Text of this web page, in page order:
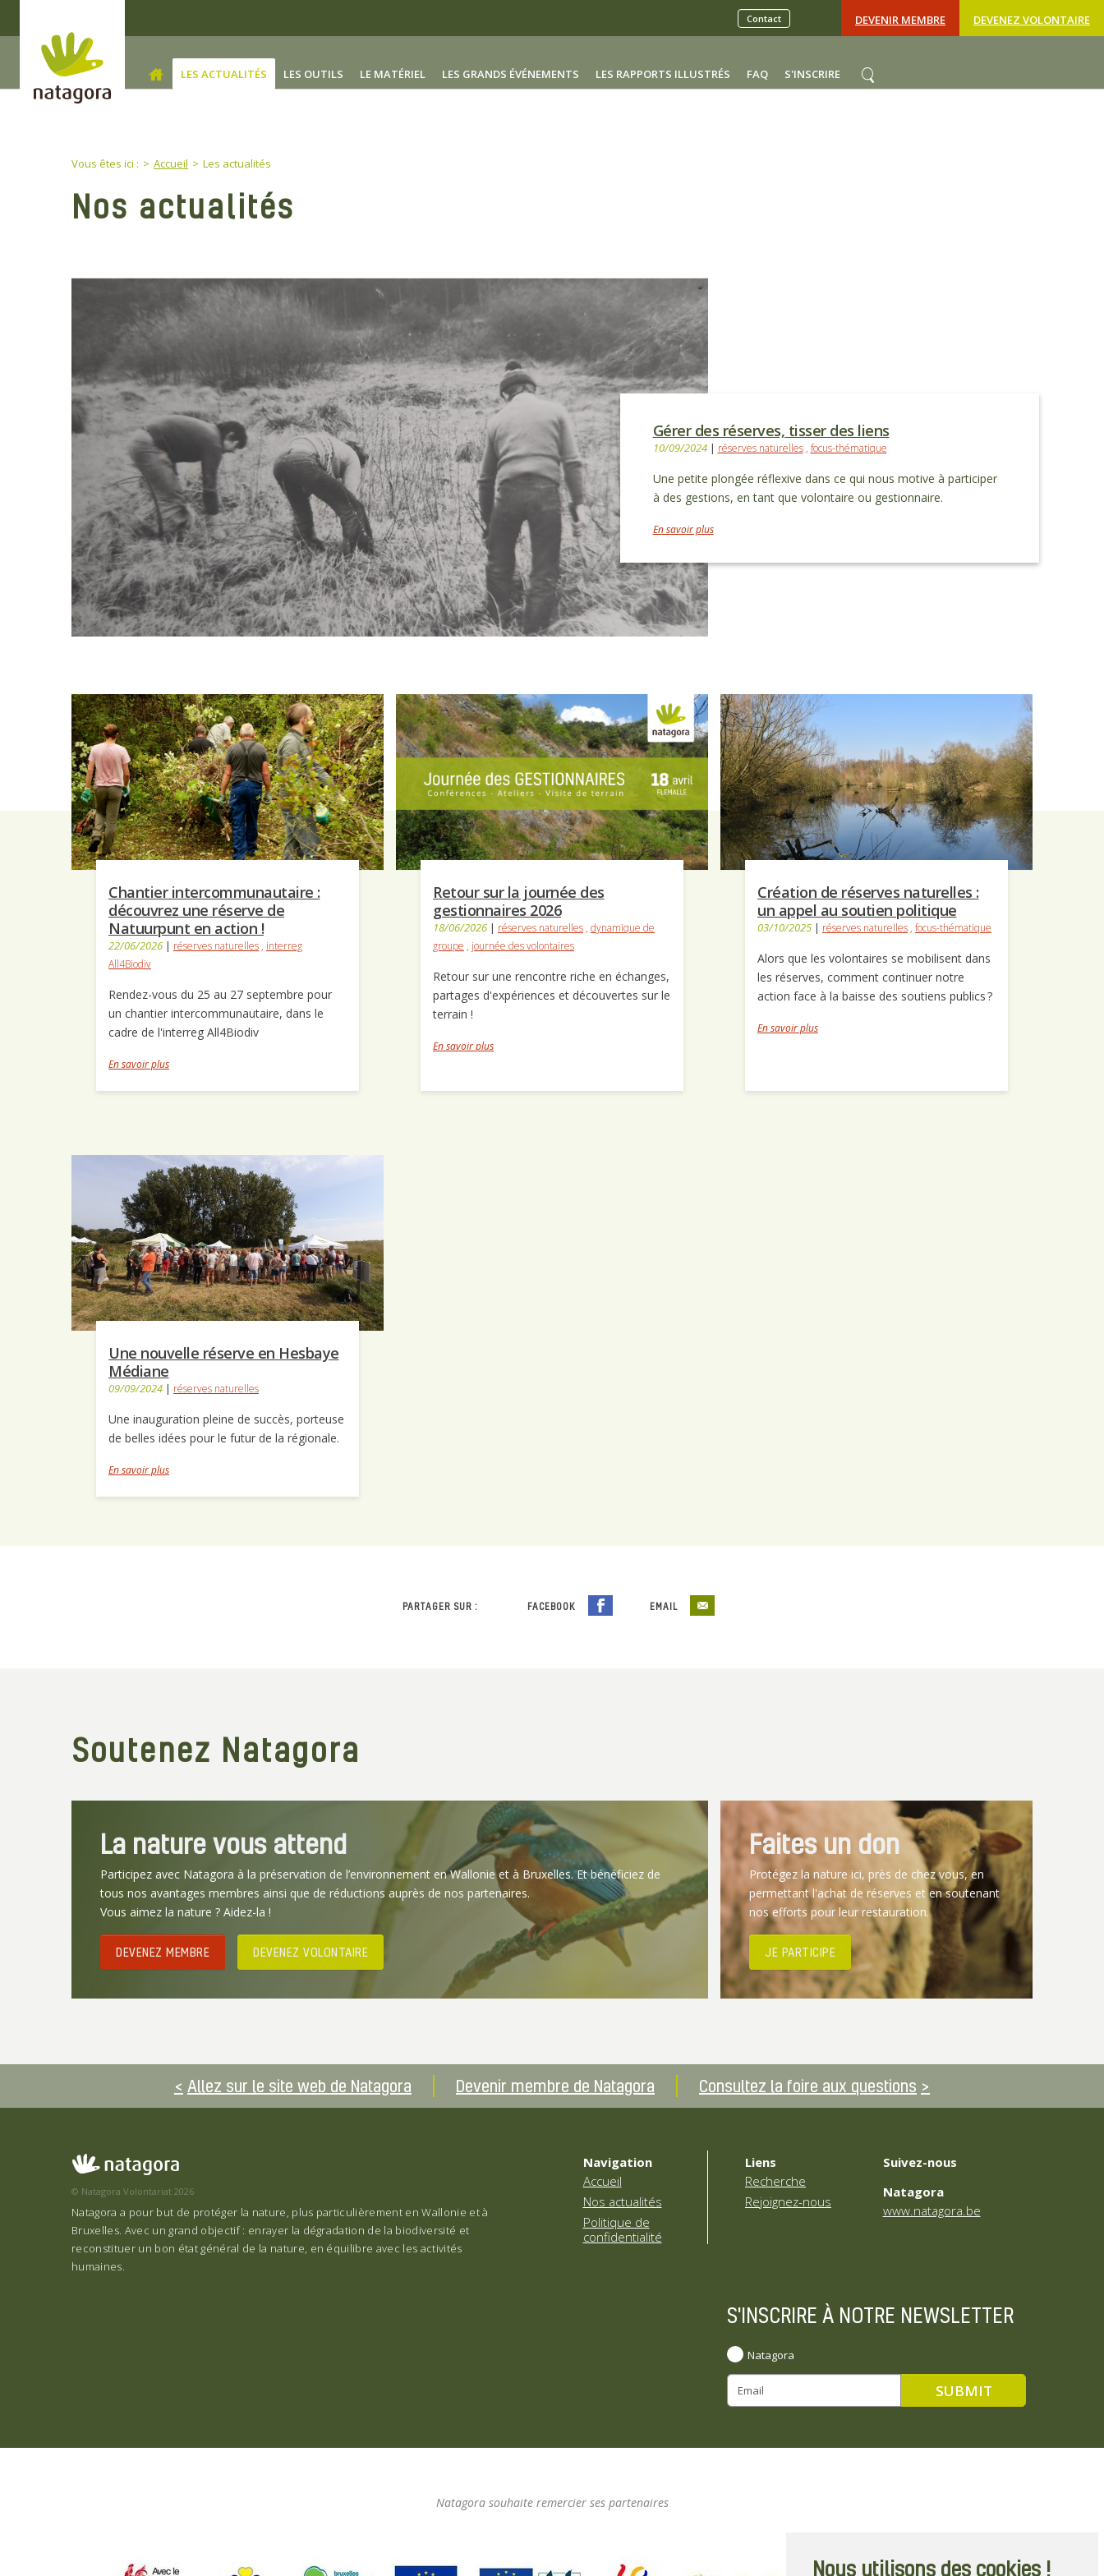
Nous utilisons des cookies !
DEVENIR MEMBRE DEVENEZ VOLONTAIRE
Contact
LES ACTUALITÉS (CURRENT)
LES OUTILS LE MATÉRIEL LES GRANDS ÉVÉNEMENTS LES RAPPORTS ILLUSTRÉS FAQ S'INSCRIRE
Vous êtes ici : Accueil Les actualités
Nos actualités
Gérer des réserves, tisser des liens
10/09/2024 | réserves naturelles, focus-thématique
Une petite plongée réflexive dans ce qui nous motive à participer
à des gestions, en tant que volontaire ou gestionnaire.
En savoir plus
Chantier intercommunautaire :
découvrez une réserve de
Natuurpunt en action !
22/06/2026 | réserves naturelles , interreg
All4Biodiv
Rendez-vous du 25 au 27 septembre pour
un chantier intercommunautaire, dans le
cadre de l'interreg All4Biodiv
En savoir plus
Retour sur la journée des
gestionnaires 2026
18/06/2026 | réserves naturelles , dynamique de
groupe , journée des volontaires
Retour sur une rencontre riche en échanges,
partages d'expériences et découvertes sur le
terrain !
En savoir plus
Création de réserves naturelles :
un appel au soutien politique
03/10/2025 | réserves naturelles , focus-thématique
Alors que les volontaires se mobilisent dans
les réserves, comment continuer notre
action face à la baisse des soutiens publics ?
En savoir plus
Une nouvelle réserve en Hesbaye
Médiane
09/09/2024 | réserves naturelles
Une inauguration pleine de succès, porteuse
de belles idées pour le futur de la régionale.
En savoir plus
PARTAGER SUR : FACEBOOK EMAIL
Soutenez Natagora
La nature vous attend
Participez avec Natagora à la préservation de l’environnement en Wallonie et à Bruxelles. Et bénéficiez de
tous nos avantages membres ainsi que de réductions auprès de nos partenaires.
Vous aimez la nature ? Aidez-la !
DEVENEZ MEMBRE DEVENEZ VOLONTAIRE
Faites un don
Protégez la nature ici, près de chez vous, en
permettant l'achat de réserves et en soutenant
nos efforts pour leur restauration.
JE PARTICIPE
Allez sur le site web de Natagora Devenir membre de Natagora Consultez la foire aux questions
© Natagora Volontariat 2026
Natagora a pour but de protéger la nature, plus particulièrement en Wallonie et à
Bruxelles. Avec un grand objectif : enrayer la dégradation de la biodiversité et
reconstituer un bon état général de la nature, en équilibre avec les activités
humaines.
Navigation
Accueil
Nos actualités
Politique de
confidentialité
Liens
Recherche
Rejoignez-nous
Suivez-nous
Natagora
www.natagora.be
S'INSCRIRE À NOTRE NEWSLETTER
Natagora
Natagora souhaite remercier ses partenaires